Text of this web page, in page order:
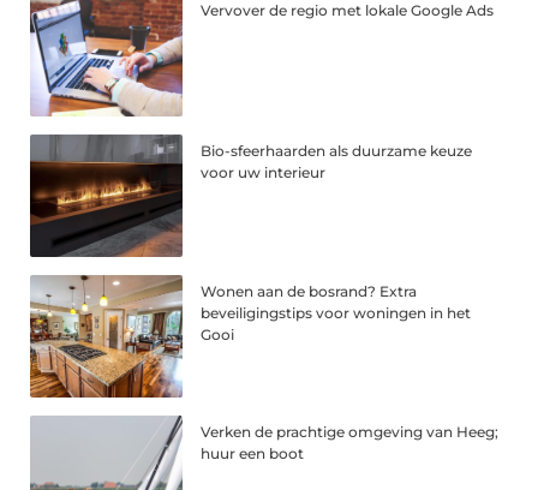
Vervover de regio met lokale Google Ads
Bio-sfeerhaarden als duurzame keuze
voor uw interieur
Wonen aan de bosrand? Extra
beveiligingstips voor woningen in het
Gooi
Verken de prachtige omgeving van Heeg;
huur een boot